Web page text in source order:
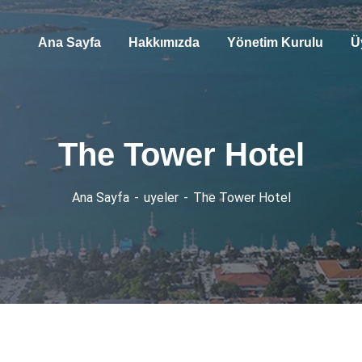
Ana Sayfa Hakkımızda Yönetim Kurulu
The Tower Hotel
Ana Sayfa uyeler The Tower Hotel